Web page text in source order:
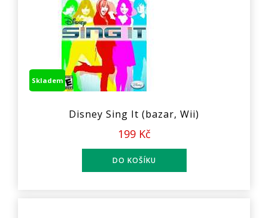
Skladem
Disney Sing It (bazar, Wii)
199 Kč